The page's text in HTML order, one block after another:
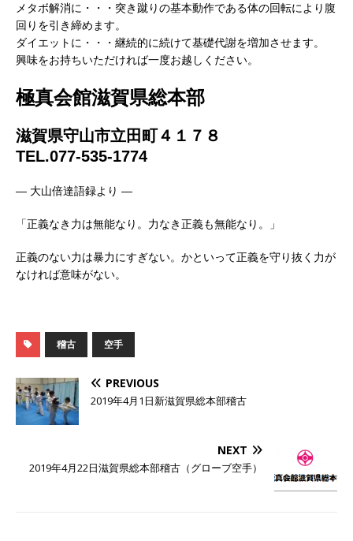
メタボ解消に・・・突き蹴りの基本動作である体の回転により腹
回りを引き締めます。
ダイエットに・・・継続的に続けて基礎代謝を増加させます。
興味をお持ちいただければ一度お越しください。
極真会館滋賀県総本部
滋賀県守山市立田町４１７８
TEL.077-535-1774
— 大山倍達語録より —
「正義なき力は無能なり。力なき正義も無能なり。」
正義のない力は暴力にすぎない。かといって正義を守り抜く力が
なければ意味がない。
稽古 空手
PREVIOUS
2019年4月1日新滋賀県総本部稽古
NEXT
2019年4月22日滋賀県総本部稽古（グローブ空手）